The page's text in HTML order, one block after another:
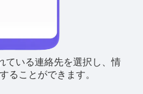
ている連絡先を選択し、情
ることができます。